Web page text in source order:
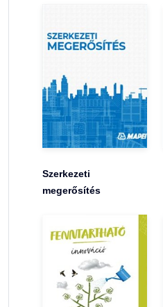
Szerkezeti
megerősítés